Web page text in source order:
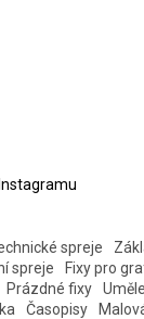
spreje
spreje Fixy pro
Prázdné fixy
Časopisy